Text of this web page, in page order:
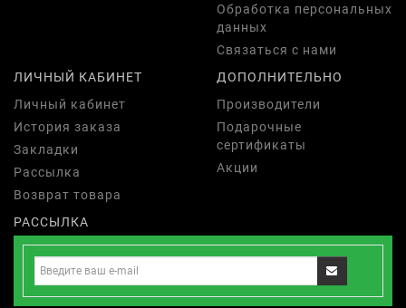
Обработка персональных
данных
Связаться с нами
ЛИЧНЫЙ КАБИНЕТ
Личный кабинет
История заказа
Закладки
Рассылка
Возврат товара
ДОПОЛНИТЕЛЬНО
Производители
Подарочные
сертификаты
Акции
РАССЫЛКА